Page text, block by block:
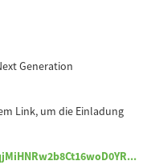
Generation
Link, um die Einladung